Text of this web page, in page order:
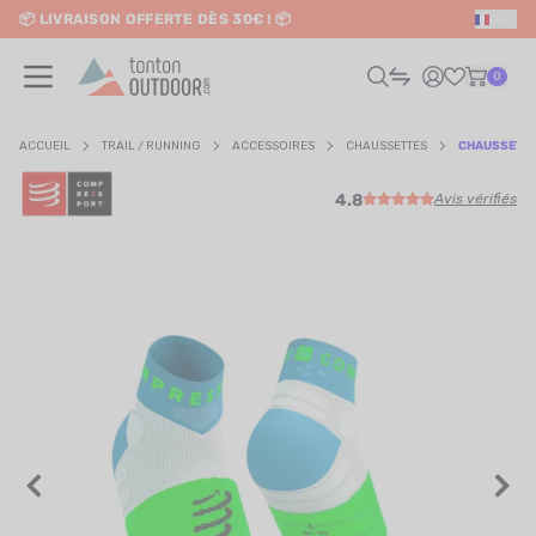
content
📦 LIVRAISON OFFERTE DÈS 30€ ! 📦
✨ RETRAIT EN MAGASIN GRATUIT
0
/ VOYAGE
/ NATATION
SPORTS
ACCUEIL TRAIL / RUNNING ACCESSOIRES CHAUSSETTES
4.8 Avis vérifiés